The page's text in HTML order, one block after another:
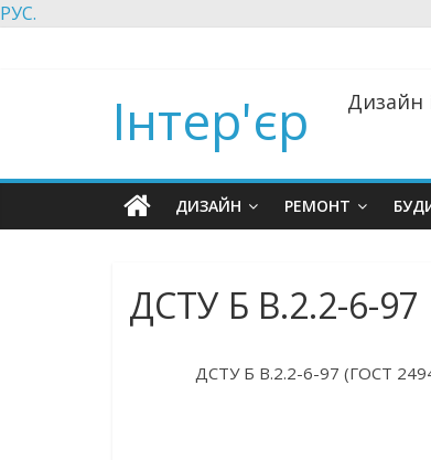
РУС.
Інтер'єр Дизайн
ДИЗАЙН РЕМОНТ
ДСТУ Б В.2.2-6-97
ДСТУ Б В.2.2-6-97 (ГОСТ